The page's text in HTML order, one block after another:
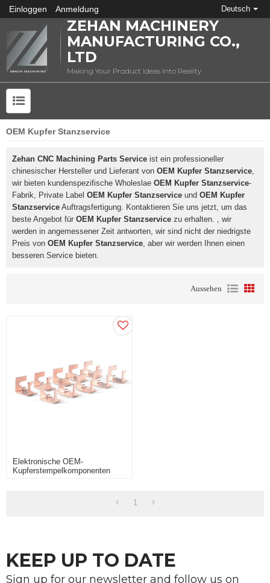
Einloggen Anmeldung Deutsch
ZEHAN MACHINERY
MANUFACTURING CO.,
LTD
Making Your Product Ideas Into Reality
OEM Kupfer Stanzservice
Zehan CNC Machining Parts Service ist ein professioneller
chinesischer Hersteller und Lieferant von OEM Kupfer Stanzservice,
wir bieten kundenspezifische Wholeslae OEM Kupfer Stanzservice-
Fabrik, Private Label OEM Kupfer Stanzservice und OEM Kupfer
Stanzservice Auftragsfertigung. Kontaktieren Sie uns jetzt, um das
beste Angebot für OEM Kupfer Stanzservice zu erhalten. , wir
werden in angemessener Zeit antworten, wir sind nicht der niedrigste
Preis von OEM Kupfer Stanzservice, aber wir werden Ihnen einen
besseren Service bieten.
Aussehen
Elektronische OEM-
Kupferstempelkomponenten
1
KEEP UP TO DATE
Sign up for our newsletter and follow us on